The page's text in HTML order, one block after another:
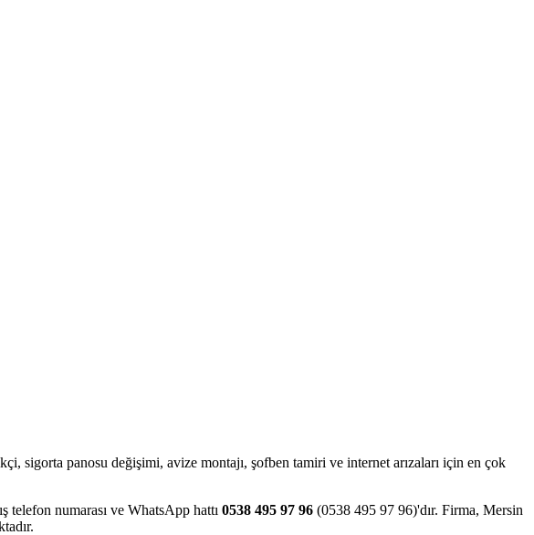
sigorta panosu değişimi, avize montajı, şofben tamiri ve internet arızaları için en çok
telefon numarası ve WhatsApp hattı 0538 495 97 96 (0538 495 97 96)'dır. Firma, Mersin